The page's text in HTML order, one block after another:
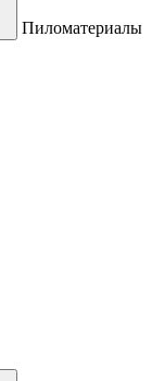
Пиломатериалы